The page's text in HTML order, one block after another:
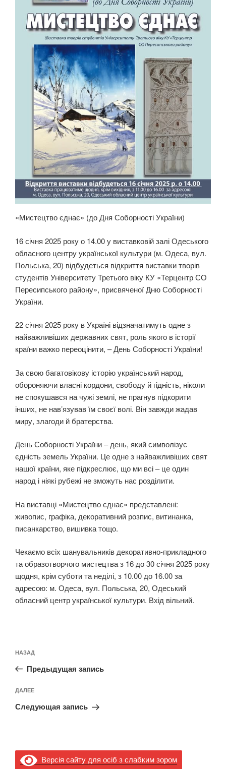
«Мистецтво єднає» (до Дня Соборності України)
16 січня 2025 року о 14.00 у виставковій залі Одеського
обласного центру української культури (м. Одеса, вул.
Польська, 20) відбудеться відкриття виставки творів
студентів Університету Третього віку КУ «Терцентр СО
Пересипського району», присвяченої Дню Соборності
України.
22 січня 2025 року в Україні відзначатимуть одне з
найважливіших державних свят, роль якого в історії
країни важко переоцінити, – День Соборності України!
За свою багатовікову історію український народ,
обороняючи власні кордони, свободу й гідність, ніколи
не спокушався на чужі землі, не прагнув підкорити
інших, не нав’язував їм своєї волі. Він завжди жадав
миру, злагоди й братерства.
День Соборності України – день, який символізує
єдність земель України. Це одне з найважливіших свят
нашої країни, яке підкреслює, що ми всі – це один
народ і ніякі рубежі не зможуть нас розділити.
На виставці «Мистецтво єднає» представлені:
живопис, графіка, декоративний розпис, витинанка,
писанкарство, вишивка тощо.
Чекаємо всіх шанувальників декоративно-прикладного
та образотворчого мистецтва з 16 до 30 січня 2025 року
щодня, крім суботи та неділі, з 10.00 до 16.00 за
адресою: м. Одеса, вул. Польська, 20, Одеський
обласний центр української культури. Вхід вільний.
по
записям
Предыдущая
запись:
НАЗАД
Предыдущая запись
Следующая
запись
ДАЛЕЕ
Следующая запись
Версія сайту для осіб з слабким зором